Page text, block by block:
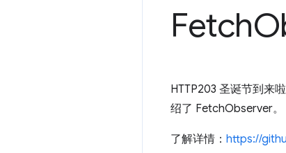
Fetch
HTTP203 圣诞节到来
绍了 FetchObserver。
了解详情： https://